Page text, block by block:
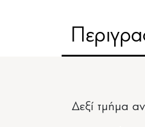
Δεξί τμήμα